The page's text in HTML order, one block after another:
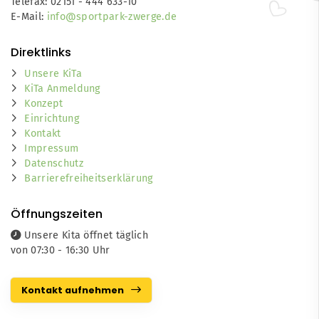
E-Mail: info@sportpark-zwerge.de
Direktlinks
Unsere KiTa
KiTa Anmeldung
Konzept
Einrichtung
Kontakt
Impressum
Datenschutz
Barrierefreiheitserklärung
Öffnungszeiten
Unsere Kita öffnet täglich
von 07:30 - 16:30 Uhr
Kontakt aufnehmen